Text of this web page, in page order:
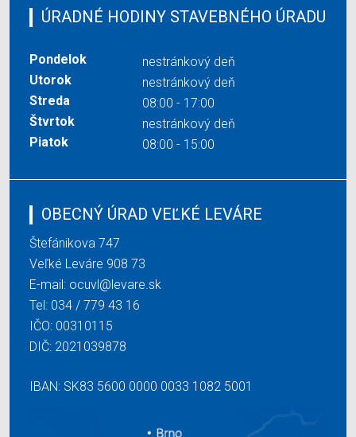
ÚRADNÉ HODINY STAVEBNÉHO ÚRADU
Pondelok
nestránkový deň
Utorok
nestránkový deň
Streda
08:00 - 17:00
Štvrtok
nestránkový deň
Piatok
08:00 - 15:00
OBECNÝ ÚRAD VEĽKÉ LEVÁRE
Štefánikova 747
Veľké Leváre 908 73
E-mail: ocuvl@levare.sk
Tel: 034 / 779 43 16
IČO: 00310115
DIČ: 2021039878
IBAN: SK83 5600 0000 0033 1082 5001